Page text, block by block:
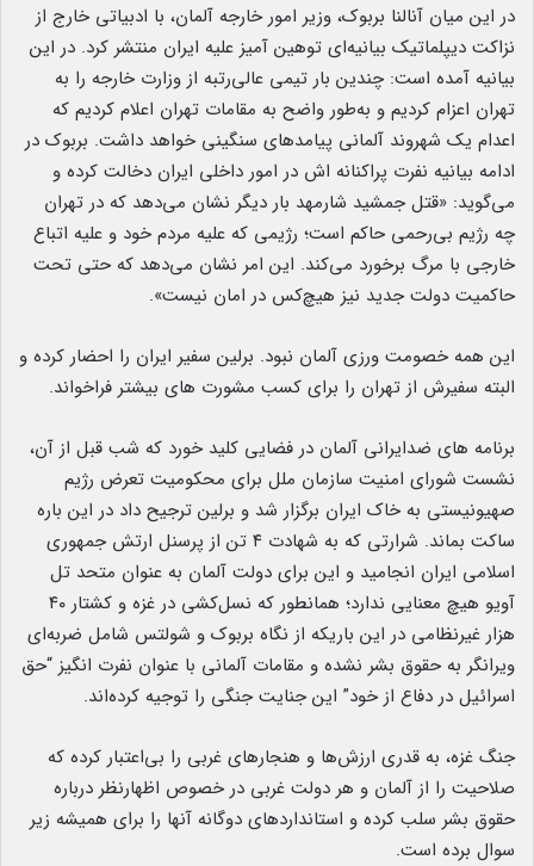
در این میان آنالنا بربوک، وزیر امور خارجه آلمان، با ادبیاتی خارج از
نزاکت دیپلماتیک بیانیه‌ای توهین آمیز علیه ایران منتشر کرد. در این
بیانیه آمده است: چندین بار تیمی عالی‌رتبه از وزارت خارجه را به
تهران اعزام کردیم و به‌طور واضح به مقامات تهران اعلام کردیم که
اعدام یک شهروند آلمانی پیامدهای سنگینی خواهد داشت. بربوک در
ادامه بیانیه نفرت پراکنانه اش در امور داخلی ایران دخالت کرده و
می‌گوید: «قتل جمشید شارمهد بار دیگر نشان می‌دهد که در تهران
چه رژیم بی‌رحمی حاکم است؛ رژیمی که علیه مردم خود و علیه اتباع
خارجی با مرگ برخورد می‌کند. این امر نشان می‌دهد که حتی تحت
حاکمیت دولت جدید نیز هیچ‌کس در امان نیست».
این همه خصومت ورزی آلمان نبود. برلین سفیر ایران را احضار کرده و
البته سفیرش از تهران را برای کسب مشورت های بیشتر فراخواند.
برنامه های ضدایرانی آلمان در فضایی کلید خورد که شب قبل از آن،
نشست شورای امنیت سازمان ملل برای محکومیت تعرض رژیم
صهیونیستی به خاک ایران برگزار شد و برلین ترجیح داد در این باره
ساکت بماند. شرارتی که به شهادت ۴ تن از پرسنل ارتش جمهوری
اسلامی ایران انجامید و این برای دولت آلمان به عنوان متحد تل
آویو هیچ معنایی ندارد؛ همانطور که نسل‌کشی در غزه و کشتار ۴۰
هزار غیرنظامی در این باریکه از نگاه بربوک و شولتس شامل ضربه‌ای
ویرانگر به حقوق بشر نشده و مقامات آلمانی با عنوان نفرت انگیز “حق
اسرائیل در دفاع از خود” این جنایت جنگی را توجیه کرده‌اند.
جنگ غزه، به قدری ارزش‌ها و هنجارهای غربی را بی‌اعتبار کرده که
صلاحیت را از آلمان و هر دولت غربی در خصوص اظهارنظر درباره
حقوق بشر سلب کرده و استانداردهای دوگانه آنها را برای همیشه زیر
سوال برده است.